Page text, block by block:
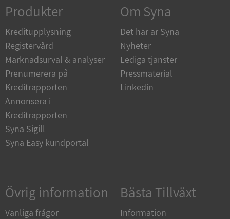
Produkter
Kreditupplysning
Registervård
Marknadsurval & analyser
Prenumerera på
Kreditrapporten
Annonsera i
Kreditrapporten
Syna Sigill
Syna Easy kundportal
Om Syna
Det här är Syna
Nyheter
Lediga tjänster
Pressmaterial
Linkedin
Övrig information
Vanliga frågor
Bästa Tillväxt
Information
Oklassificerade
Strikt nödvändiga kakor tillåter
kärnwebbplatsfunktioner som användarinloggning
användas ordentligt utan strikt nödvändiga cookies.
Namn
Leverantör
Domän